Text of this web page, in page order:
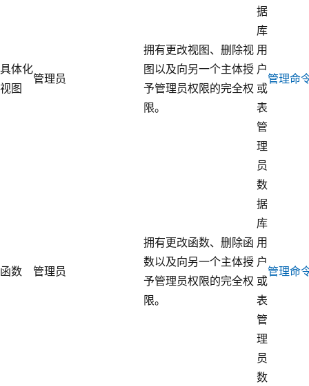
具体化
视图
管理员
拥有更改视图、删除视
图以及向另一个主体授
予管理员权限的完全权
限。
据
库
用
户
或
表
管
理
员
管理命
函数 管理员
拥有更改函数、删除函
数以及向另一个主体授
予管理员权限的完全权
限。
数
据
库
用
户
或
表
管
理
员
管理命
数